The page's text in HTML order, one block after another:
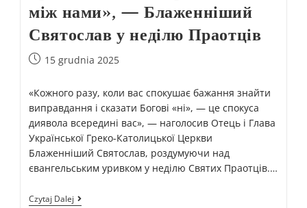
між нами», — Блаженніший
Святослав у неділю Праотців
15 grudnia 2025
«Кожного разу, коли вас спокушає бажання знайти
виправдання і сказати Богові «ні», — це спокуса
диявола всередині вас», — наголосив Отець і Глава
Української Греко-Католицької Церкви
Блаженніший Святослав, роздумуючи над
євангельським уривком у неділю Святих Праотців.…
Czytaj Dalej